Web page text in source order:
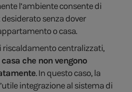
l’ambiente consente di
senza dover
o casa.
riscaldamento centralizzati,
che non vengono
. In questo caso, la
integrazione al sistema di